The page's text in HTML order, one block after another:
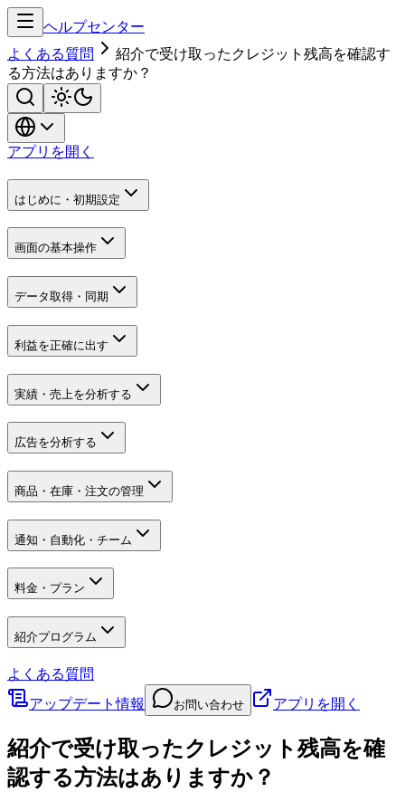
ヘルプセンター
よくある質問
紹介で受け取ったクレジット残高を確認す
る方法はありますか？
アプリを開く
はじめに・初期設定
画面の基本操作
データ取得・同期
利益を正確に出す
実績・売上を分析する
広告を分析する
商品・在庫・注文の管理
通知・自動化・チーム
料金・プラン
紹介プログラム
よくある質問
アップデート情報
お問い合わせ アプリを開く
紹介で受け取ったクレジット残高を確
認する方法はありますか？